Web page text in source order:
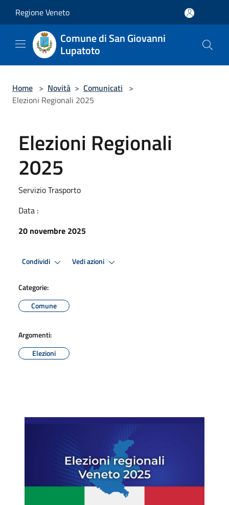
Regione Veneto
Comune di San Giovanni
Lupatoto
Home > Novità > Comunicati >
Elezioni Regionali 2025
Elezioni Regionali
2025
Servizio Trasporto
Data :
20 novembre 2025
Condividi Vedi azioni
Categorie:
Comune
Argomenti:
Elezioni